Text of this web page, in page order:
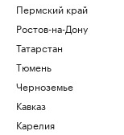
Пермский край
Ростов-на-Дону
Татарстан
Тюмень
Черноземье
Кавказ
Карелия